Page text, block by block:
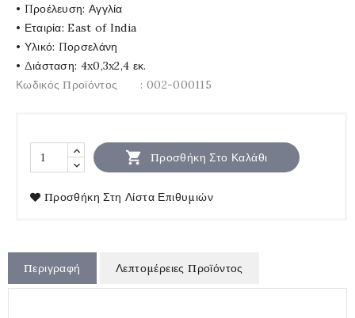
• Προέλευση: Αγγλία
• Εταιρία: East of India
• Υλικό: Πορσελάνη
• Διάσταση: 4x0,3x2,4 εκ.
Κωδικός Προϊόντος
: 002-000115
 Προσθήκη Στο Καλάθι
Προσθήκη Στη Λίστα Επιθυμιών
Περιγραφή Λεπτομέρειες Προϊόντος